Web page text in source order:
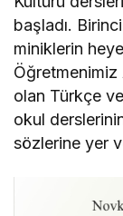
başladı. Birinci
miniklerin
Öğretmenimiz
olan Türkçe
okul
sözlerine yer